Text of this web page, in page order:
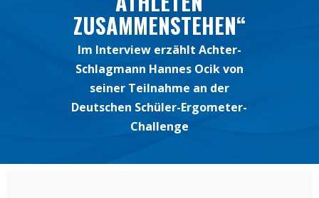
ZUSAMMENSTEHEN“
Im Interview erzählt Achter-
Schlagmann Hannes Ocik von
seiner Teilnahme an der
Deutschen Schüler-Ergometer-
Challenge